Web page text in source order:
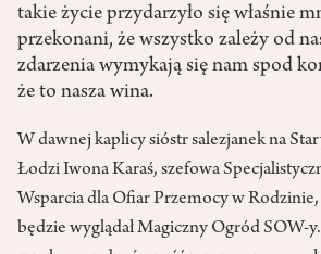
takie życie przydarzyło się właśnie
przekonani, że wszystko zależy od
zdarzenia wymykają się nam spod
że to nasza wina.
W dawnej kaplicy sióstr salezjanek na
Łodzi Iwona Karaś, szefowa
Wsparcia dla Ofiar Przemocy w
będzie wyglądał Magiczny Ogród SOW-